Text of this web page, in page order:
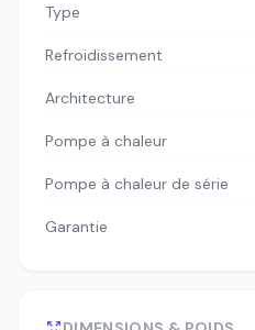
Type
Refroidissement
Architecture
Pompe à chaleur
Pompe à chaleur de série
Garantie